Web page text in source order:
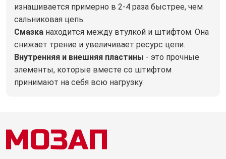
изнашивается примерно в 2-4 раза быстрее, чем
сальниковая цепь.
Смазка находится между втулкой и штифтом. Она
снижает трение и увеличивает ресурс цепи.
Внутренняя и внешняя пластины - это прочные
элементы, которые вместе со штифтом
принимают на себя всю нагрузку.